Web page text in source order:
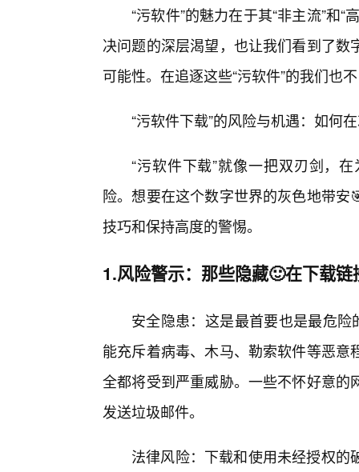
“污软件”的魅力在于其“非主流”和
决问题的深层渴望，也让我们看到了
可能性。在追逐这些“污软件”的我们也
“污软件下载”的风险与机遇：如何
“污软件下载”就像一把双刃剑，
险。想要在这个数字世界的灰色地带
技巧和保持高度的警惕。
1.风险警示：那些隐藏🙂在下载
安全隐患：这是最首要也是最危险
能充斥着病毒、木马、勒索软件等恶
全都将受到严重威胁。一些不怀好意
发送垃圾邮件。
法律风险：下载和使用未经授权